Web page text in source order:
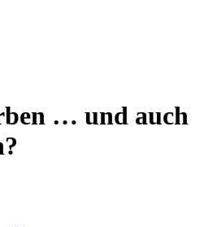
… und auch